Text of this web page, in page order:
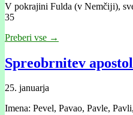
V pokrajini Fulda (v Nemčĳi),
35
Preberi vse →
Spreobrnitev
25. januarja
Imena: Pevel, Pavao, Pavle,